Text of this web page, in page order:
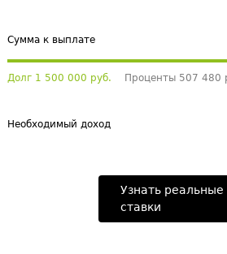
Сумма к выплате
Долг 1 500 000 руб. Проценты 507 480
Необходимый доход
Узнать реальные
ставки